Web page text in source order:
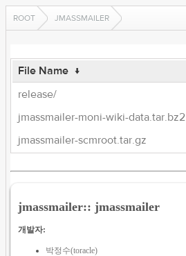
ROOT JMASSMAILER
File Name ↓
release/
jmassmailer-moni-wiki-data.tar.bz2
jmassmailer-scmroot.tar.gz
jmassmailer:: jmassmailer
개발자:
박정수(toracle)